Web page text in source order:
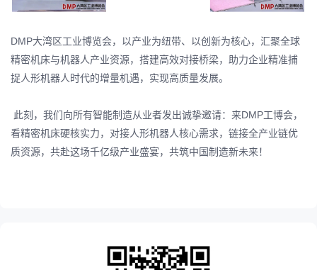
DMP大湾区工业博览会，以产业为纽带、以创新为核心，汇聚全球
精密机床与机器人产业资源，搭建高效对接桥梁，助力企业精准捕
捉人形机器人时代的增量机遇，实现高质量发展。
此刻，我们向所有智能制造从业者发出诚挚邀请： 来DMP工博会，
看精密机床硬核实力，对接人形机器人核心需求，链接全产业链优
质资源，共赴这场千亿级产业盛宴，共筑中国制造新未来！